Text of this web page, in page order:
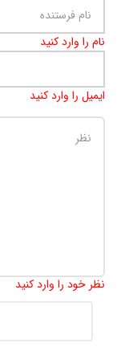
نام را وارد کنید
ایمیل را وارد کنید
نظر خود را وارد کنید